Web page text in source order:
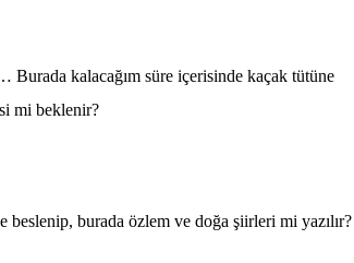
kalacağım süre içerisinde kaçak tütüne
mi beklenir?
burada özlem ve doğa şiirleri mi yazılır?